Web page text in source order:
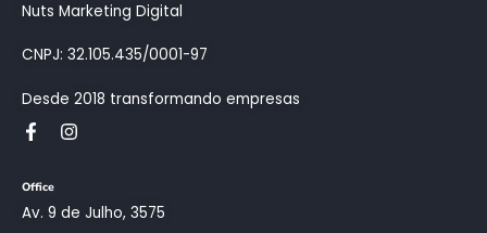
Nuts Marketing Digital
CNPJ: 32.105.435/0001-97
Desde 2018 transformando empresas
Office
Av. 9 de Julho, 3575